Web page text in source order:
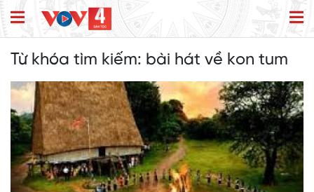
Từ khóa tìm kiếm: bài hát về kon tum